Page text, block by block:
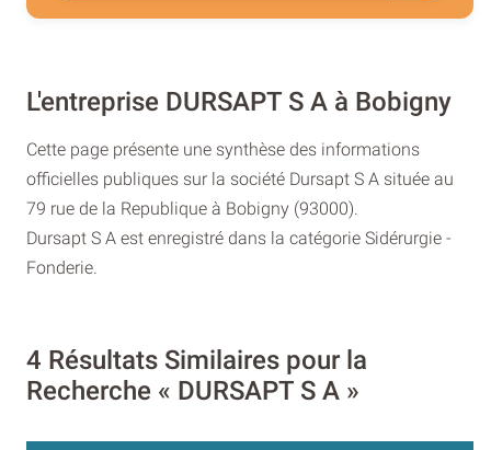
L'entreprise DURSAPT S A à Bobigny
Cette page présente une synthèse des informations
officielles publiques sur la société Dursapt S A située au
79 rue de la Republique à Bobigny (93000).
Dursapt S A est enregistré dans la catégorie Sidérurgie -
Fonderie.
4 Résultats Similaires pour la
Recherche « DURSAPT S A »